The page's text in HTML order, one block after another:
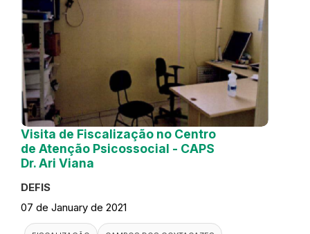
Visita de Fiscalização no Centro
de Atenção Psicossocial - CAPS
Dr. Ari Viana
DEFIS
07 de January de 2021